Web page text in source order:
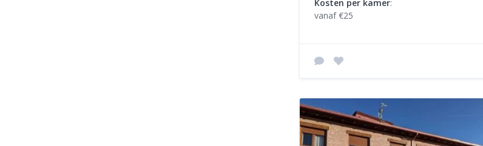
Kosten per kamer:
vanaf €25